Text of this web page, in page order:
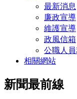
最新消息
廉政宣導
維護宣導
政風信箱
公職人
相關網站
新聞最前線